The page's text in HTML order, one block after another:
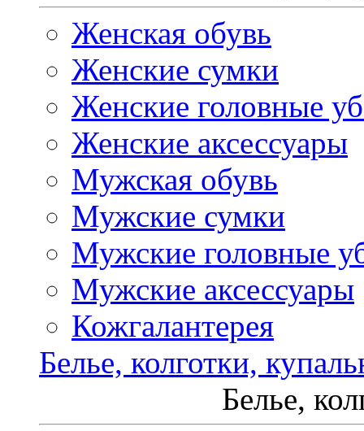
Женская обувь
Женские сумки
Женские головные
Женские аксессуары
Мужская обувь
Мужские сумки
Мужские головные
Мужские аксессуары
Кожгалантерея
Белье, колготки,
Белье,